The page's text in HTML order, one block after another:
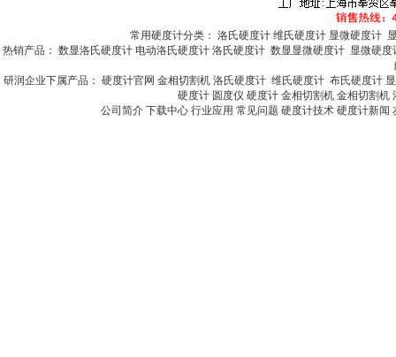
常用硬度计分类： 洛氏硬度计 维氏硬度计 显微硬度计
热销产品： 数显洛氏硬度计 电动洛氏硬度计 洛氏硬度计 数显显微硬度计 显微硬度
研润企业下属产品：硬度计官网 金相切割机 洛氏硬度计 维氏硬度计 布氏硬度计
硬度计 圆度仪 硬度计 金相切割机 金相切割机
公司简介 下载中心 行业应用 常见问题 硬度计技术 硬度计新闻